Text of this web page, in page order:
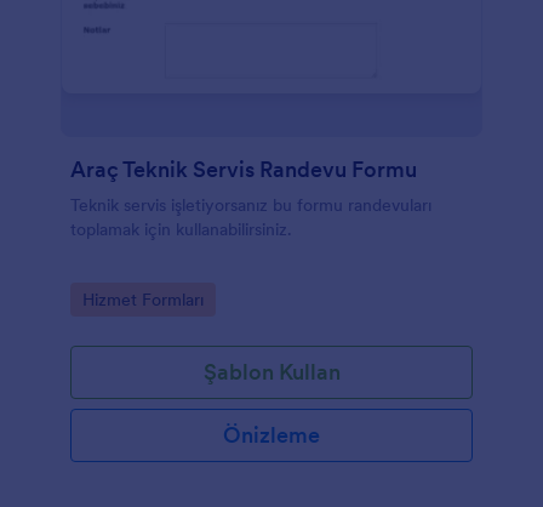
Araç Teknik Servis Randevu Formu
Teknik servis işletiyorsanız bu formu randevuları
toplamak için kullanabilirsiniz.
Go to Category:
Hizmet Formları
Şablon Kullan
Önizleme